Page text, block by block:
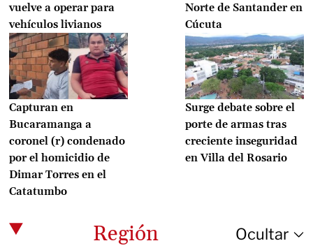
vuelve a operar para
vehículos livianos
Norte de Santander en
Cúcuta
Capturan en
Bucaramanga a
coronel (r) condenado
por el homicidio de
Dimar Torres en el
Catatumbo
Surge debate sobre el
porte de armas tras
creciente inseguridad
en Villa del Rosario
Región